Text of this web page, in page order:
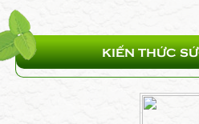
KIẾN THỨC